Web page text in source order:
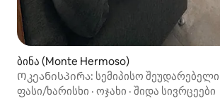
ბინა (Monte Hermoso)
Ოკეანისპირა: სემიპისო
ფასი/ხარისხი · ოჯახი · შიდა სივრცეები